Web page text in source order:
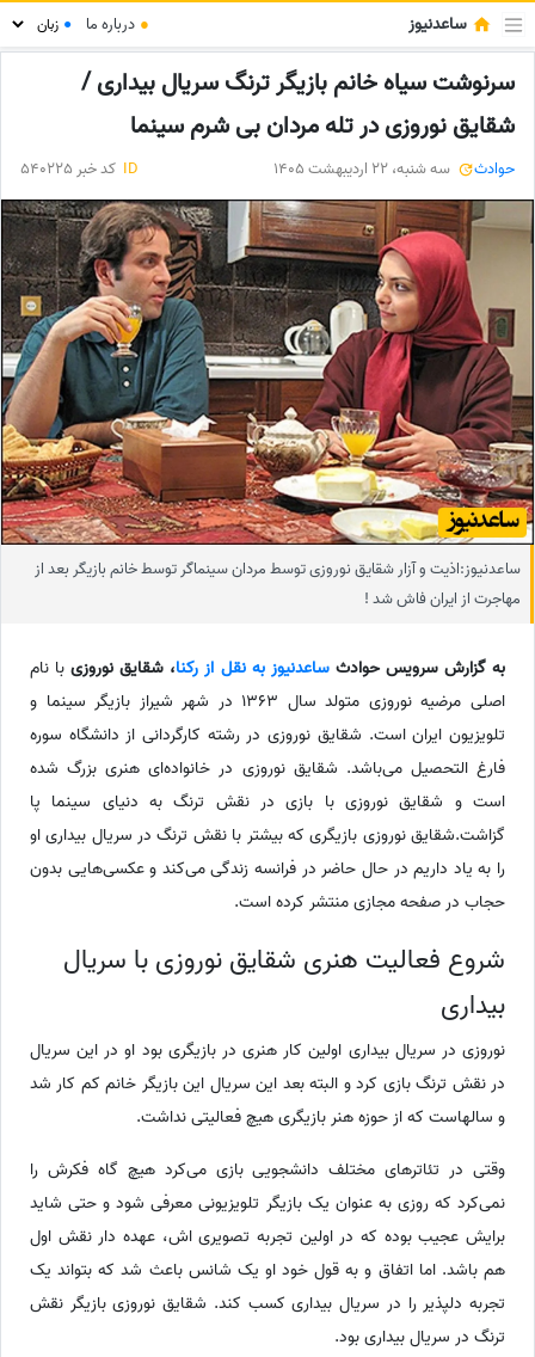
ساعدنیوز ● درباره ما ●
سرنوشت سیاه خانم بازیگر ترنگ سریال بیداری /
شقایق نوروزی در تله مردان بی شرم سینما
حوادث سه شنبه، 22 اردیبهشت 1405 ID کد خبر 540225
ساعدنیوز:اذیت و آزار شقایق نوروزی توسط مردان سینماگر توسط خانم بازیگر بعد از
مهاجرت از ایران فاش شد !
به گزارش سرویس حوادثساعدنیوز به نقل از رکنا، شقایق نوروزیبا نام
اصلی مرضیه نوروزی متولد سال 1363 در شهر شیراز بازیگر سینما و
تلویزیون ایران است. شقایق نوروزی در رشته کارگردانی از دانشگاه سوره
فارغ التحصیل می‌باشد. شقایق نوروزی در خانواده‌ای هنری بزرگ شده
است و شقایق نوروزی با بازی در نقش ترنگ به دنیای سینما پا
گزاشت.شقایق نوروزی بازیگری که بیشتر با نقش ترنگ در سریال بیداری او
را به یاد داریم در حال حاضر در فرانسه زندگی می‌کند و عکسی‌هایی بدون
حجاب در صفحه مجازی منتشر کرده است.
شروع فعالیت هنری شقایق نوروزی با سریال
بیداری
نوروزی در سریال بیداری اولین کار هنری در بازیگری بود او در این سریال
در نقش ترنگ بازی کرد و البته بعد این سریال این بازیگر خانم کم کار شد
و سالهاست که از حوزه هنر بازیگری هیچ فعالیتی نداشت.
وقتی در تئاتر‌های مختلف دانشجویی بازی می‌کرد هیچ گاه فکرش را
نمی‌کرد که روزی به عنوان یک بازیگر تلویزیونی معرفی شود و حتی شاید
برایش عجیب بوده که در اولین تجربه تصویری اش، عهده دار نقش اول
هم باشد. اما اتفاق و به قول خود او یک شانس باعث شد که بتواند یک
تجربه دلپذیر را در سریال بیداری کسب کند. شقایق نوروزی بازیگر نقش
ترنگ در سریال بیداری بود.